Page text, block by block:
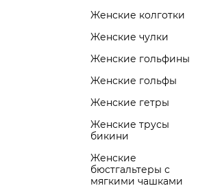
Женские колготки
Женские чулки
Женские гольфины
Женские гольфы
Женские гетры
Женские трусы
бикини
Женские
бюстгальтеры с
мягкими чашками